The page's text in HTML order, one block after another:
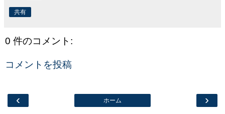
共有
0 件のコメント:
コメントを投稿
‹ ›
ホーム